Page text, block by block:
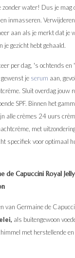
zonder water! Dus je mag
inmasseren.
aan als je merkt dat je
je gezicht hebt gehaald.
per dag, 's ochtends en
je serum aan,
Sluit overdag jouw
SPF. Binnen het
alle crèmes 24 uurs
met
specifiek voor optimaal
de Capuccini Royal
van Germaine de
als buitengewoon
met herstellende